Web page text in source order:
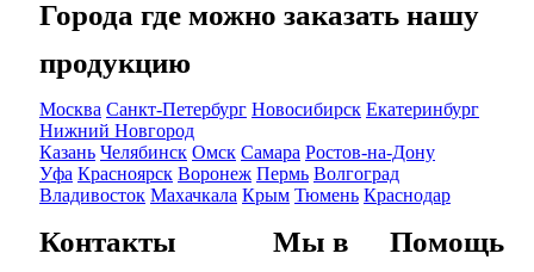
Города где можно заказать нашу
продукцию
Москва Санкт-Петербург Новосибирск Екатеринбург
Нижний Новгород
Казань Челябинск Омск Самара Ростов-на-Дону
Уфа Красноярск Воронеж Пермь Волгоград
Владивосток Махачкала Крым Тюмень Краснодар
Контакты
Мы в
Помощь